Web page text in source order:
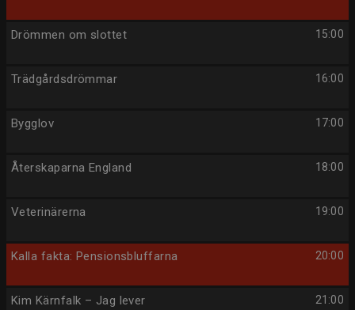
15:00
Drömmen om slottet
16:00
Trädgårdsdrömmar
17:00
Bygglov
18:00
Återskaparna England
19:00
Veterinärerna
20:00
Kalla fakta: Pensionsbluffarna
21:00
Kim Kärnfalk – Jag lever